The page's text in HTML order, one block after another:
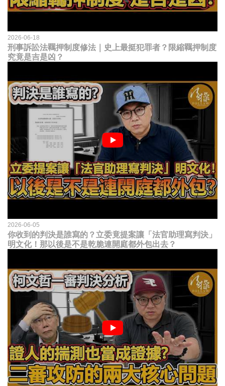
2026-06-18
刑事訴訟法羈押制度修法｜史上最挺犯罪者？限縮羈押制度
究竟是吉是凶？
2026-06-05
你收到的判決是誰寫的？立委竟提案讓「法官助理寫判決」
明文化！那以後是不是乾脆連開庭都外包出去？